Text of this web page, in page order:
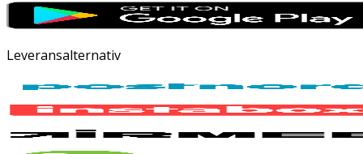
Leveransalternativ